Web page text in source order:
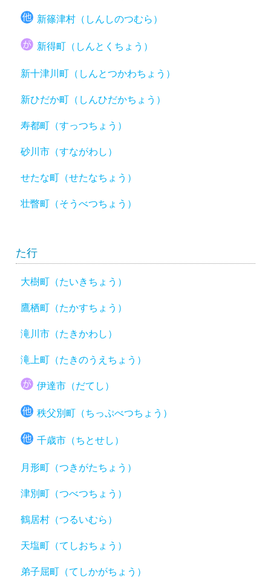
新篠津村（しんしのつむら）
新得町（しんとくちょう）
新十津川町（しんとつかわちょう）
新ひだか町（しんひだかちょう）
寿都町（すっつちょう）
砂川市（すながわし）
せたな町（せたなちょう）
壮瞥町（そうべつちょう）
た行
大樹町（たいきちょう）
鷹栖町（たかすちょう）
滝川市（たきかわし）
滝上町（たきのうえちょう）
伊達市（だてし）
秩父別町（ちっぷべつちょう）
千歳市（ちとせし）
月形町（つきがたちょう）
津別町（つべつちょう）
鶴居村（つるいむら）
天塩町（てしおちょう）
弟子屈町（てしかがちょう）